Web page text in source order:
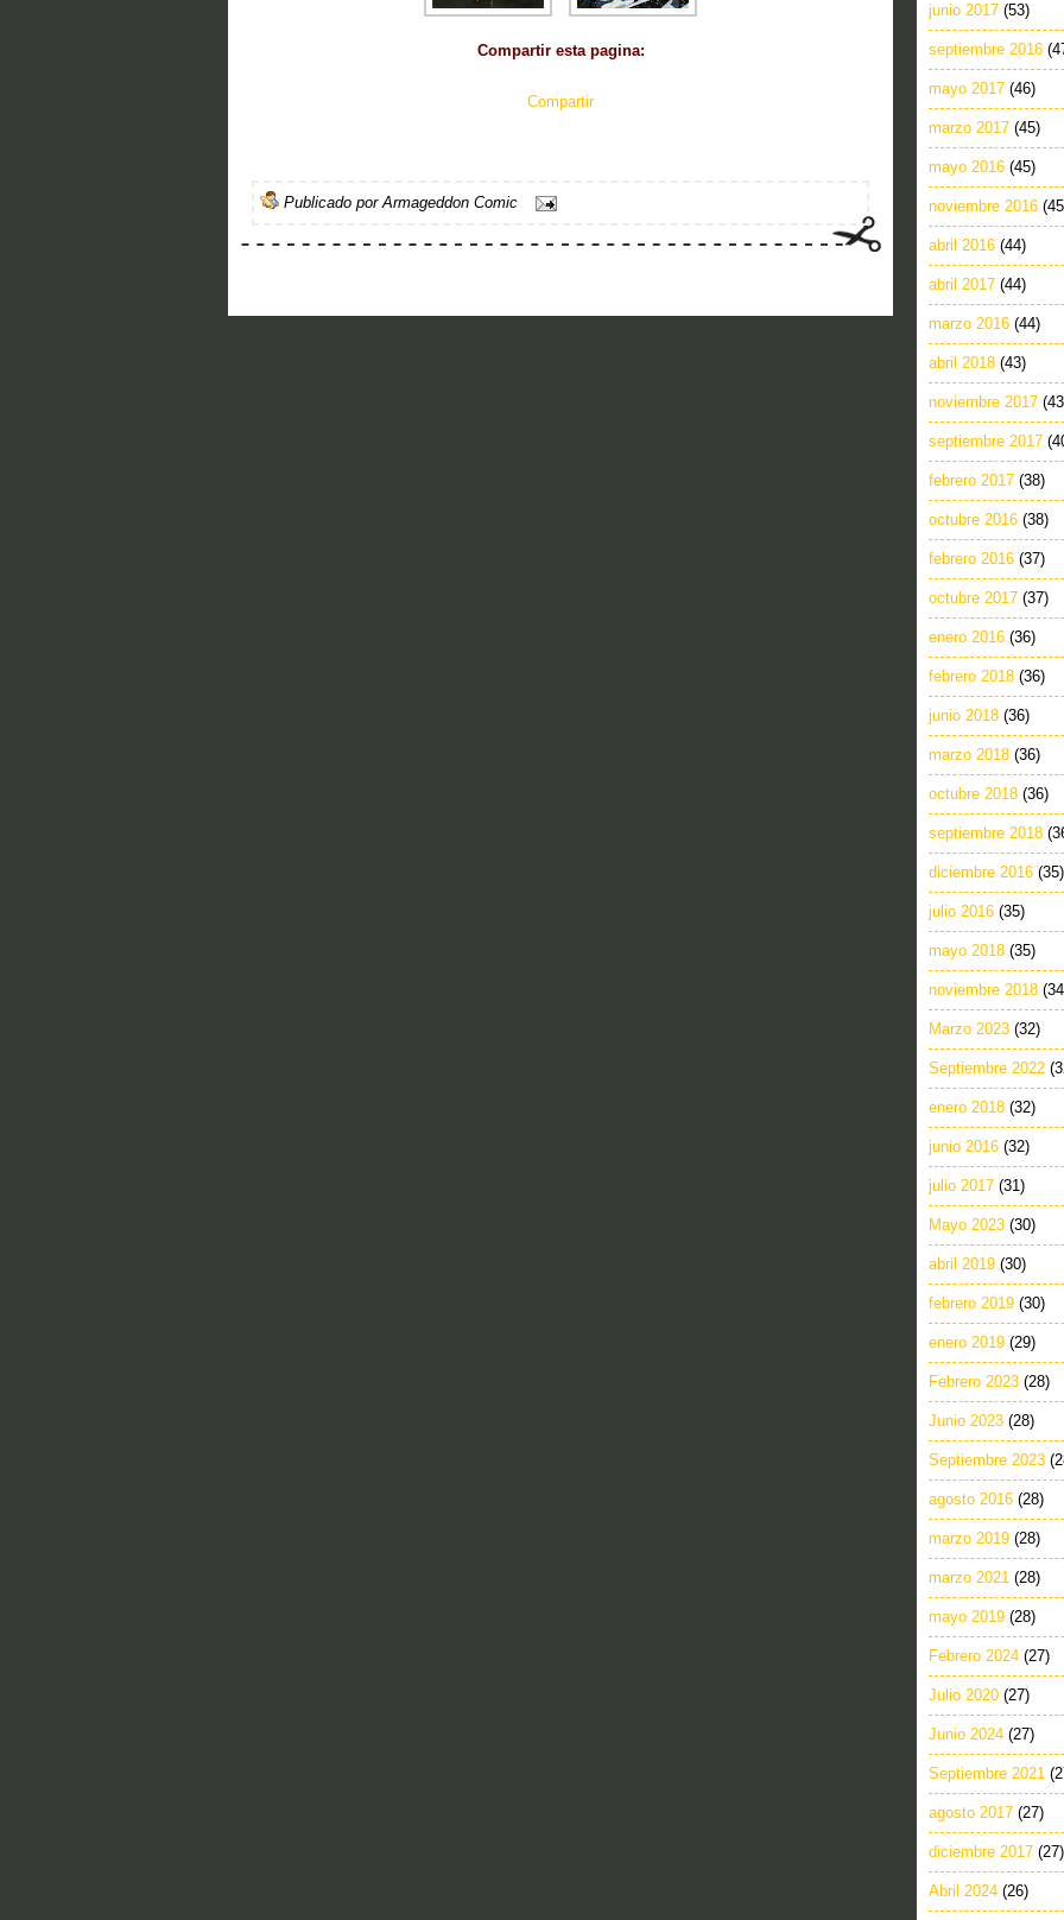
Compartir esta pagina:
Compartir
Publicado porArmageddon Comic
junio 2017 (53)
septiembre 2016
mayo 2017 (46)
marzo 2017 (45)
mayo 2016 (45)
noviembre 2016
abril 2016 (44)
abril 2017 (44)
marzo 2016 (44)
abril 2018 (43)
noviembre 2017
septiembre 2017
febrero 2017 (38)
octubre 2016 (38)
febrero 2016 (37)
octubre 2017 (37)
enero 2016 (36)
febrero 2018 (36)
junio 2018 (36)
marzo 2018 (36)
octubre 2018 (36)
septiembre 2018
diciembre 2016 (35)
julio 2016 (35)
mayo 2018 (35)
noviembre 2018
Marzo 2023 (32)
Septiembre 2022
enero 2018 (32)
junio 2016 (32)
julio 2017 (31)
Mayo 2023 (30)
abril 2019 (30)
febrero 2019 (30)
enero 2019 (29)
Febrero 2023 (28)
Junio 2023 (28)
Septiembre 2023
agosto 2016 (28)
marzo 2019 (28)
marzo 2021 (28)
mayo 2019 (28)
Febrero 2024 (27)
Julio 2020 (27)
Junio 2024 (27)
Septiembre 2021
agosto 2017 (27)
diciembre 2017 (27)
Abril 2024 (26)